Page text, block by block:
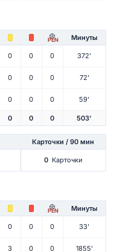
PEN Минуты
0 0 0 372'
0 0 0 72'
0 0 0 59'
0 0 0 503'
Карточки / 90 мин
0 Карточки
PEN Минуты
0 0 0 33'
3 0 0 1855'